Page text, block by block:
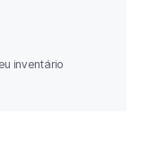
inventário